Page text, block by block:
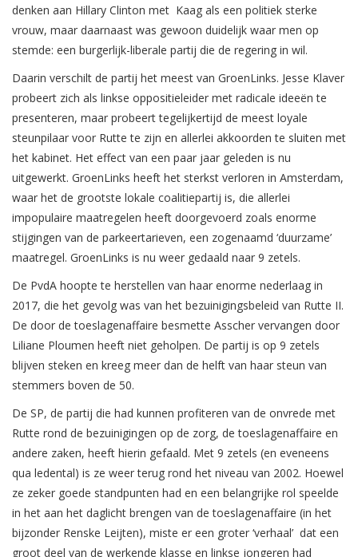
denken aan Hillary Clinton met Kaag als een politiek sterke
vrouw, maar daarnaast was gewoon duidelijk waar men op
stemde: een burgerlijk-liberale partij die de regering in wil.
Daarin verschilt de partij het meest van GroenLinks. Jesse Klaver
probeert zich als linkse oppositieleider met radicale ideeën te
presenteren, maar probeert tegelijkertijd de meest loyale
steunpilaar voor Rutte te zijn en allerlei akkoorden te sluiten met
het kabinet. Het effect van een paar jaar geleden is nu
uitgewerkt. GroenLinks heeft het sterkst verloren in Amsterdam,
waar het de grootste lokale coalitiepartij is, die allerlei
impopulaire maatregelen heeft doorgevoerd zoals enorme
stijgingen van de parkeertarieven, een zogenaamd ‘duurzame’
maatregel. GroenLinks is nu weer gedaald naar 9 zetels.
De PvdA hoopte te herstellen van haar enorme nederlaag in
2017, die het gevolg was van het bezuinigingsbeleid van Rutte II.
De door de toeslagenaffaire besmette Asscher vervangen door
Liliane Ploumen heeft niet geholpen. De partij is op 9 zetels
blijven steken en kreeg meer dan de helft van haar steun van
stemmers boven de 50.
De SP, de partij die had kunnen profiteren van de onvrede met
Rutte rond de bezuinigingen op de zorg, de toeslagenaffaire en
andere zaken, heeft hierin gefaald. Met 9 zetels (en eveneens
qua ledental) is ze weer terug rond het niveau van 2002. Hoewel
ze zeker goede standpunten had en een belangrijke rol speelde
in het aan het daglicht brengen van de toeslagenaffaire (in het
bijzonder Renske Leijten), miste er een groter ‘verhaal’ dat een
groot deel van de werkende klasse en linkse jongeren had